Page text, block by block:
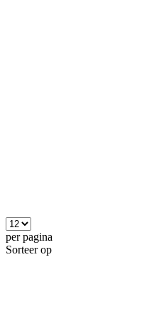
per pagina
Sorteer op